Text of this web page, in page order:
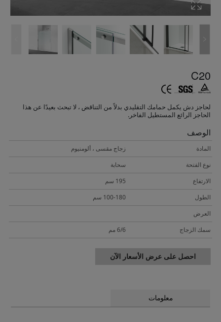
C20
لحاجز دش يكمل حمامك التقليدي بدلاً من التناقض ، لا تبحث بعيدًا عن هذا
الحاجز الرائع المستطيل الفاخر.
الوصف
المادة
زجاج مقسى ، ألومنيوم
نوع الفتحة
سحابة
الارتفاع
195 سم
الطول
100-180 سم
العرض
سمك الزجاج
6/6 مم
احصل على عرض الأسعار الآن
معلومات